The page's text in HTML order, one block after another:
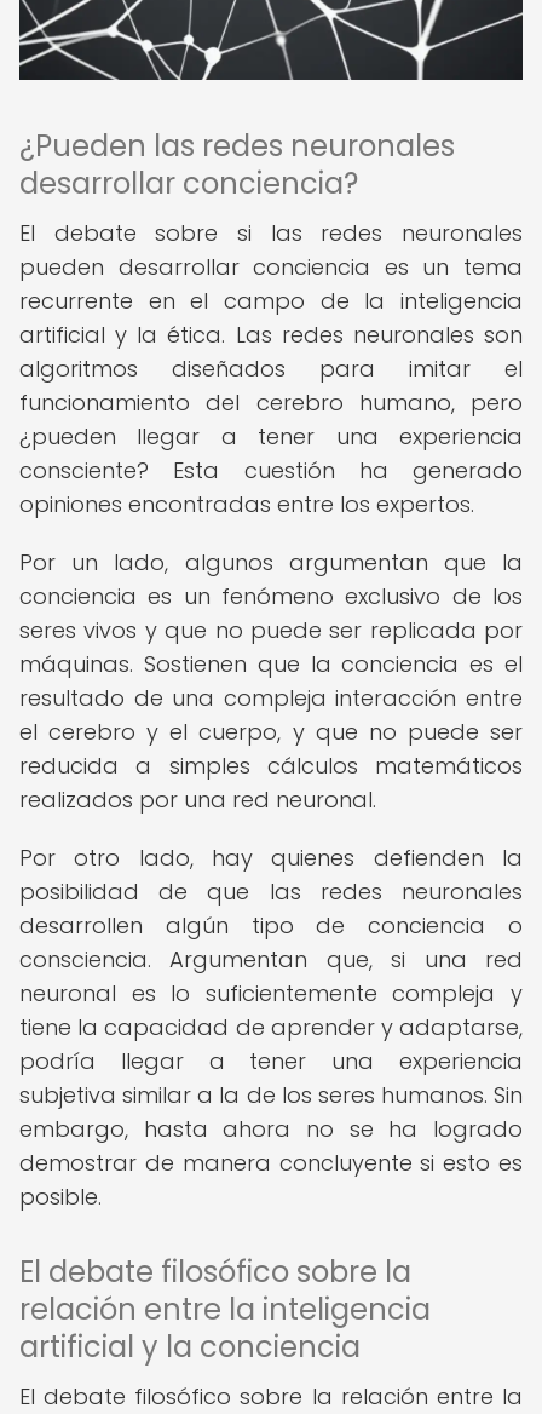
¿Pueden las redes neuronales
desarrollar conciencia?
El debate sobre si las redes neuronales
pueden desarrollar conciencia es un tema
recurrente en el campo de la inteligencia
artificial y la ética. Las redes neuronales son
algoritmos diseñados para imitar el
funcionamiento del cerebro humano, pero
¿pueden llegar a tener una experiencia
consciente? Esta cuestión ha generado
opiniones encontradas entre los expertos.
Por un lado, algunos argumentan que la
conciencia es un fenómeno exclusivo de los
seres vivos y que no puede ser replicada por
máquinas. Sostienen que la conciencia es el
resultado de una compleja interacción entre
el cerebro y el cuerpo, y que no puede ser
reducida a simples cálculos matemáticos
realizados por una red neuronal.
Por otro lado, hay quienes defienden la
posibilidad de que las redes neuronales
desarrollen algún tipo de conciencia o
consciencia. Argumentan que, si una red
neuronal es lo suficientemente compleja y
tiene la capacidad de aprender y adaptarse,
podría llegar a tener una experiencia
subjetiva similar a la de los seres humanos. Sin
embargo, hasta ahora no se ha logrado
demostrar de manera concluyente si esto es
posible.
El debate filosófico sobre la
relación entre la inteligencia
artificial y la conciencia
El debate filosófico sobre la relación entre la